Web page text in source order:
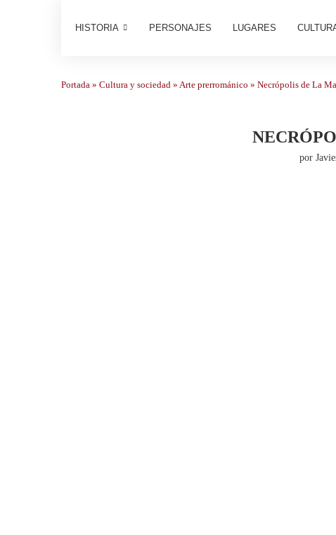
HISTORIA PERSONAJES LUGARES
Portada » Cultura y sociedad » Arte prerrománico » Necrópolis de La
por